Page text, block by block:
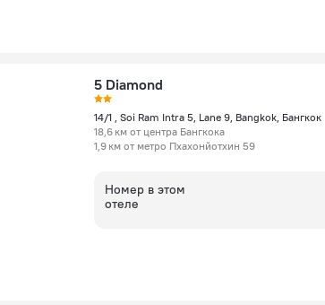
5 Diamond
14/1 , Soi Ram Intra 5, Lane 9, Bangkok, Бангкок
18,6 км от центра Бангкока
1,9 км от метро Пхахонйотхин 59
Номер в этом
отеле